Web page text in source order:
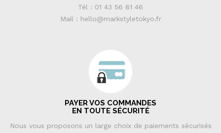
Tél : 01 43 56 81 46
Mail : hello@markstyletokyo.fr
PAYER VOS COMMANDES
EN TOUTE SÉCURITÉ
Nous vous proposons un large choix de paiements sécurisés